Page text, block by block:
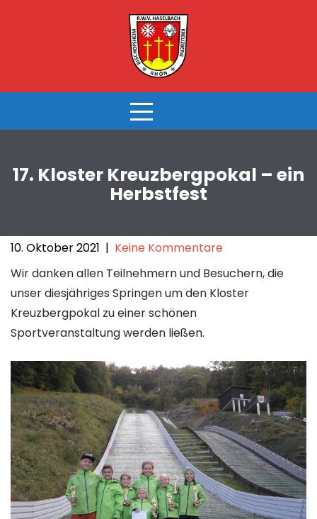
17. Kloster Kreuzbergpokal – ein
Herbstfest
10. Oktober 2021 | Keine Kommentare
Wir danken allen Teilnehmern und Besuchern, die
unser diesjähriges Springen um den Kloster
Kreuzbergpokal zu einer schönen
Sportveranstaltung werden ließen.